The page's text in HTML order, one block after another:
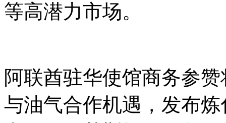
等高潜力市场。
阿联酋驻华使馆商务参
与油气合作机遇，发布